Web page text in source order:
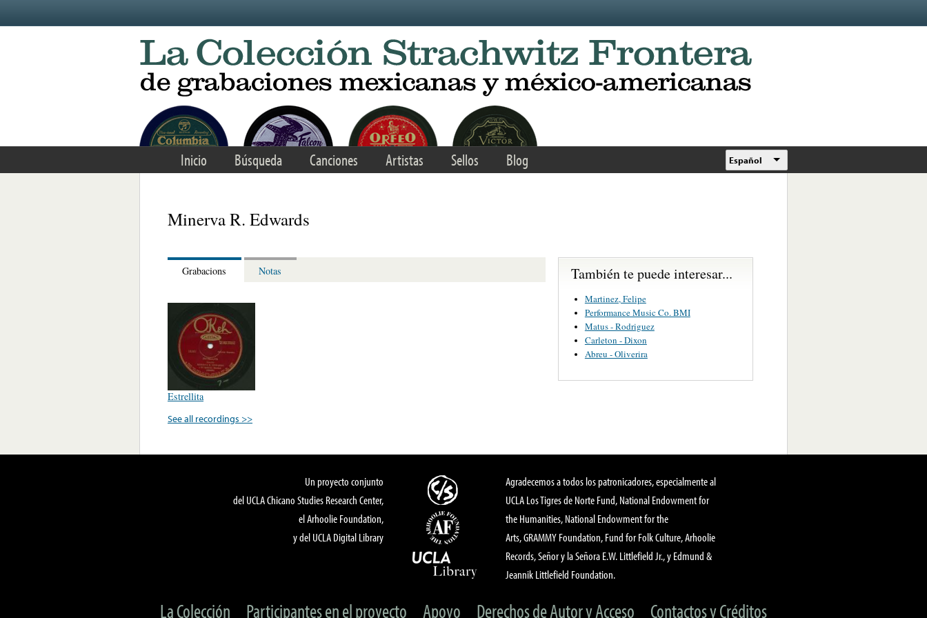
Inicio Búsqueda Canciones Artistas Sellos Blog Español
Minerva R. Edwards
Grabacions Notas
Estrellita
See all recordings >>
También te puede interesar...
Martinez, Felipe
Performance Music Co. BMI
Matus - Rodriguez
Carleton - Dixon
Abreu - Oliverira
Un proyecto conjunto
del UCLA Chicano Studies Research Center,
el Arhoolie Foundation,
y del UCLA Digital Library
Agradecemos a todos los patronicadores, especialmente al
UCLA Los Tigres de Norte Fund, National Endowment for
the Humanities, National Endowment for the
Arts, GRAMMY Foundation, Fund for Folk Culture, Arhoolie
Records, Señor y la Señora E.W. Littlefield Jr., y Edmund &
Jeannik Littlefield Foundation.
La Colección Participantes en el proyecto Apoyo Derechos de Autor y Acceso Contactos y Créditos